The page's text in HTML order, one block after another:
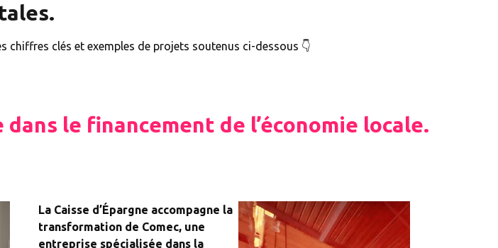
chiffres clés et exemples de projets soutenus ci-dessous 👇
le financement de l’économie locale.
La Caisse d’Épargne accompagne la
transformation de Comec, une
entreprise spécialisée dans la